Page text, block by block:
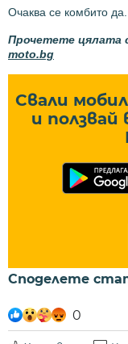
Очаква се комбито да...
Прочетете цялата
moto.bg
Свали
и ползвай
Споделете
0